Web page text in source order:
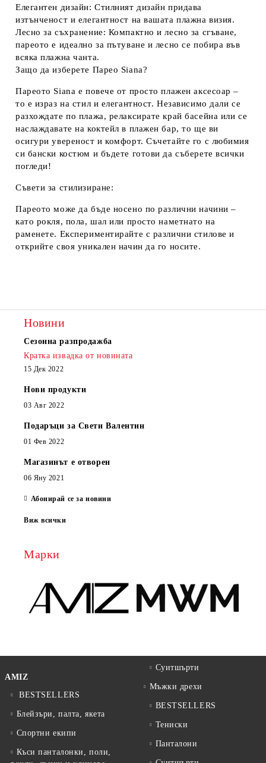
Елегантен дизайн: Стилният дизайн придава
изтънченост и елегантност на вашата плажна визия.
Лесно за съхранение: Компактно и лесно за сгъване,
пареото е идеално за пътуване и лесно се побира във
всяка плажна чанта.
Защо да изберете Парео Siana?
Пареото Siana е повече от просто плажен аксесоар –
то е израз на стил и елегантност. Независимо дали се
разхождате по плажа, релаксирате край басейна или се
наслаждавате на коктейл в плажен бар, то ще ви
осигури увереност и комфорт. Съчетайте го с любимия
си бански костюм и бъдете готови да съберете всички
погледи!
Съвети за стилизиране:
Пареото може да бъде носено по различни начини –
като рокля, пола, шал или просто наметнато на
раменете. Експериментирайте с различни стилове и
открийте своя уникален начин да го носите.
Новини
Сезонна разпродажба
Кратка извадка от новината
15 Дек 2022
Нови продукти
03 Авг 2022
Подаръци за Свети Валентин
01 Фев 2022
Магазинът е отворен
06 Яну 2021
Абонирай се за новини
Виж всички
Марки
AMIZ
BESTSELLERS
Блейзъри, палта, якета
Спортни екипи
Къси панталонки, поли,
Суитшърти
Мъжки дрехи
BESTSELLERS
Тениски
Панталони